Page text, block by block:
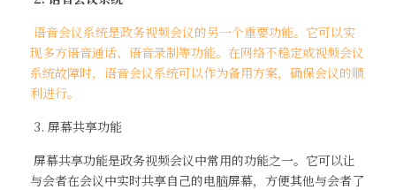
现多方语音通话、语音录制等功能。在网络不稳定或视频会议
系统故障时，语音会议系统可以作为备用方案，确保会议的顺
利进行。
3. 屏幕共享功能
与会者在会议中实时共享自己的电脑屏幕，方便其他与会者了